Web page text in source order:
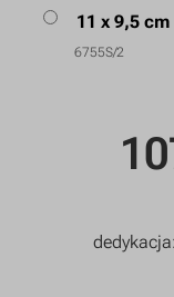
11 x 9,5 cm
6755S/2